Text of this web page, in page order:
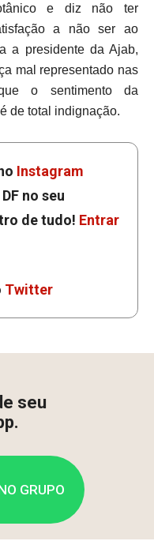
e diz não ter
a não ser ao
a presidente da Ajab,
mal representado nas
o sentimento da
de total indignação.
Instagram
no seu
de tudo! Entrar
Twitter
seu
GRUPO